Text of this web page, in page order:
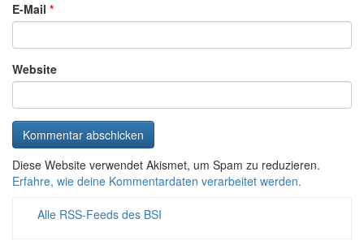
E-Mail *
Website
Diese Website verwendet Akismet, um Spam zu reduzieren.
Erfahre, wie deine Kommentardaten verarbeitet werden.
Alle RSS-Feeds des BSI